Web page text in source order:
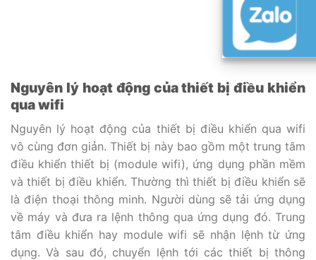
Nguyên lý hoạt động của thiết bị điều khiển
qua wifi
Nguyên lý hoạt động của thiết bị điều khiển qua wifi
vô cùng đơn giản. Thiết bị này bao gồm một trung tâm
điều khiển thiết bị (module wifi), ứng dụng phần mềm
và thiết bị điều khiển. Thường thì thiết bị điều khiển sẽ
là điện thoại thông minh. Người dùng sẽ tải ứng dụng
về máy và đưa ra lệnh thông qua ứng dụng đó. Trung
tâm điều khiển hay module wifi sẽ nhận lệnh từ ứng
dụng. Và sau đó, chuyển lệnh tới các thiết bị thông